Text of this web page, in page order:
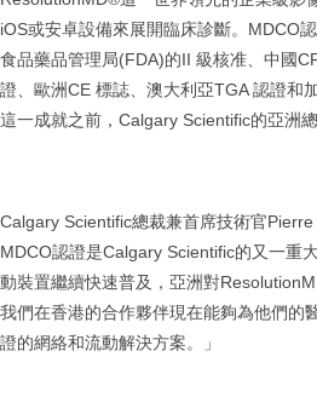
iOS或安卓設備來展開臨床診斷。MDCO
食品藥品管理局(FDA)的II 級核准、中國
證、歐洲CE 標誌、澳大利亞TGA 認證和
這一成就之前，Calgary Scientific的亞洲
Calgary Scientific總裁兼首席技術官
MDCO認證是Calgary Scientific的又一重
動裝置繼續快速普及，亞洲對
我們在香港的合作夥伴現在能夠為他們的
證的網絡和流動解決方案。」